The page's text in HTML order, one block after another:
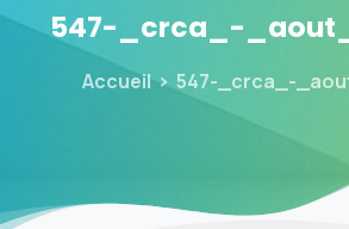
547-_crca_-
Accueil 547-_crca_-